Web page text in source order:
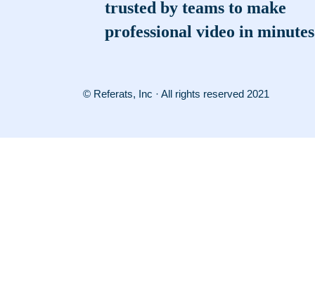
trusted by teams to make
professional video in minutes
© Referats, Inc · All rights reserved 2021